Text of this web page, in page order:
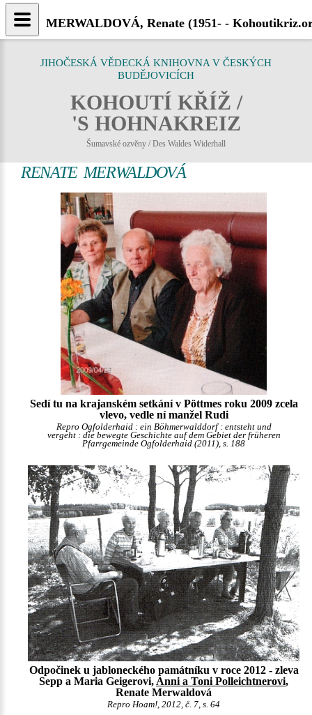
JIHOČESKÁ VĚDECKÁ KNIHOVNA V ČESKÝCH
BUDĚJOVICÍCH
KOHOUTÍ KŘÍŽ /
'S HOHNAKREIZ
Šumavské ozvěny / Des Waldes Widerhall
RENATE MERWALDOVÁ
Sedí tu na krajanském setkání v Pöttmes roku 2009 zcela
vlevo, vedle ní manžel Rudi
Repro Ogfolderhaid : ein Böhmerwalddorf : entsteht und
vergeht : die bewegte Geschichte auf dem Gebiet der früheren
Pfarrgemeinde Ogfolderhaid (2011), s. 188
Odpočinek u jabloneckého památníku v roce 2012 - zleva
Sepp a Maria Geigerovi, Anni a Toni Polleichtnerovi,
Renate Merwaldová
Repro Hoam!, 2012, č. 7, s. 64
MERWALDOVÁ, Renate (1951- -